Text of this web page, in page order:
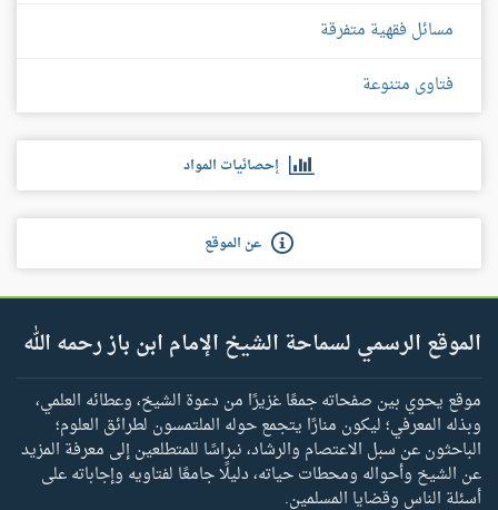
مسائل فقهية متفرقة
فتاوى متنوعة
إحصائيات المواد
عن الموقع
الموقع الرسمي لسماحة الشيخ الإمام ابن باز رحمه الله
موقع يحوي بين صفحاته جمعًا غزيرًا من دعوة الشيخ، وعطائه العلمي،
وبذله المعرفي؛ ليكون منارًا يتجمع حوله الملتمسون لطرائق العلوم؛
الباحثون عن سبل الاعتصام والرشاد، نبراسًا للمتطلعين إلى معرفة المزيد
عن الشيخ وأحواله ومحطات حياته، دليلًا جامعًا لفتاويه وإجاباته على
أسئلة الناس وقضايا المسلمين.